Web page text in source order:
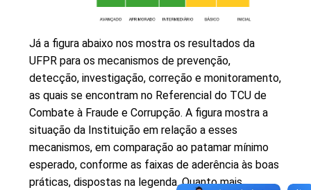
Já a figura abaixo nos mostra os resultados da
UFPR para os mecanismos de prevenção,
detecção, investigação, correção e monitoramento,
as quais se encontram no Referencial do TCU de
Combate à Fraude e Corrupção. A figura mostra a
situação da Instituição em relação a esses
mecanismos, em comparação ao patamar mínimo
esperado, conforme as faixas de aderência às boas
práticas, dispostas na legenda. Quanto mais